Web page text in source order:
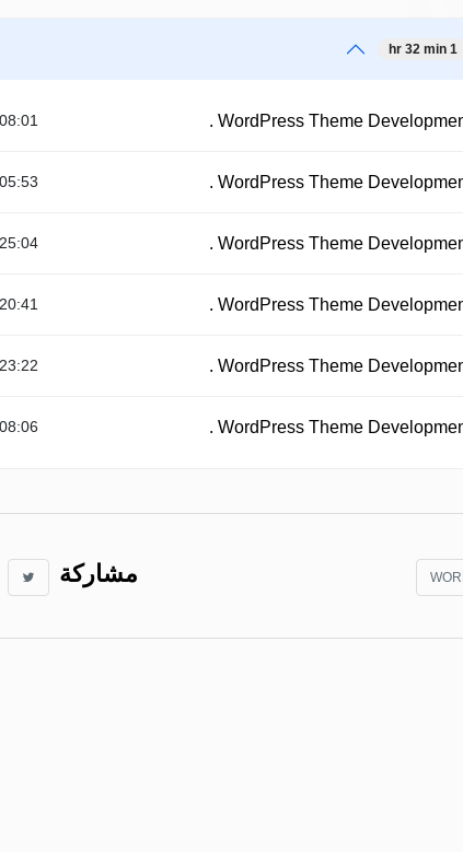
1 hr 32 min
08:01 دقائق
05:53 دقائق
25:04 دقائق
20:41 دقائق
23:22 دقائق
08:06 دقائق
مشاركة